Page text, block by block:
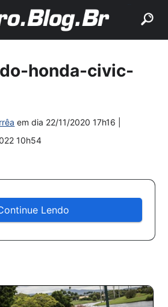
honda-civic-
em dia 22/11/2020 17h16
10h54
Lendo